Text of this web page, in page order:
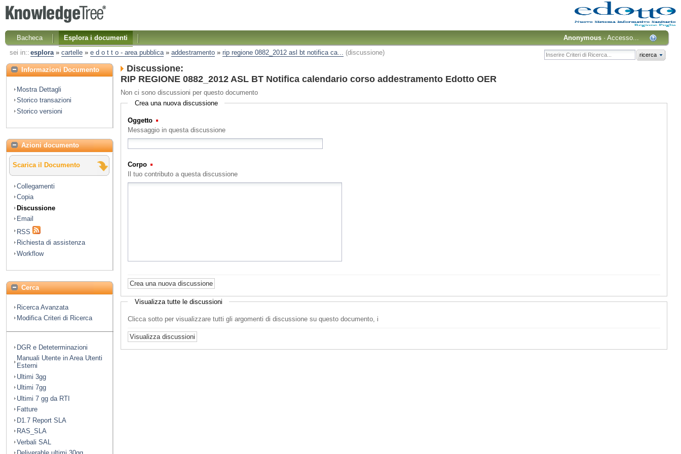
Bacheca Esplora i documenti Anonymous ·Accesso...
sei in:: esplora» cartelle» e d o t t o - area pubblica» addestramento» rip regione 0882_2012 asl bt notifica ca... (discussione) ricerca
Informazioni Documento
Mostra Dettagli
Storico transazioni
Storico versioni
Azioni documento
Scarica il Documento
Collegamenti
Copia
Discussione
Email
RSS
Richiesta di assistenza
Workflow
Cerca
Ricerca Avanzata
Modifica Criteri di Ricerca
DGR e Deteterminazioni
Manuali Utente in Area Utenti
Esterni
Ultimi 3gg
Ultimi 7gg
Ultimi 7 gg da RTI
Fatture
D1.7 Report SLA
RAS_SLA
Verbali SAL
Discussione:
RIP REGIONE 0882_2012 ASL BT Notifica calendario corso addestramento Edotto OER
Non ci sono discussioni per questo documento
Crea una nuova discussione
Oggetto
Messaggio in questa discussione
Corpo
Il tuo contributo a questa discussione
Visualizza tutte le discussioni
Clicca sotto per visualizzare tutti gli argomenti di discussione su questo documento, i